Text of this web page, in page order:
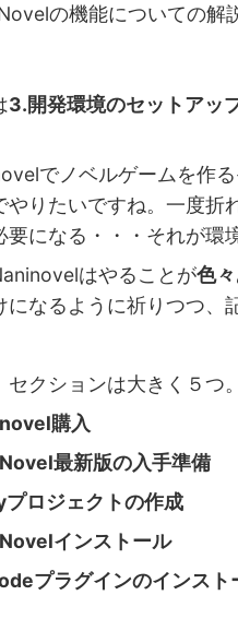
の機能についての解
3.開発環境のセットアッ
でノベルゲームを作
やりたいですね。一度折
要になる・・・それが環
はやることが色
になるように祈りつつ、
クションは大きく５つ。
購入
最新版の入手準備
ロジェクトの作成
インストール
プラグインのインスト